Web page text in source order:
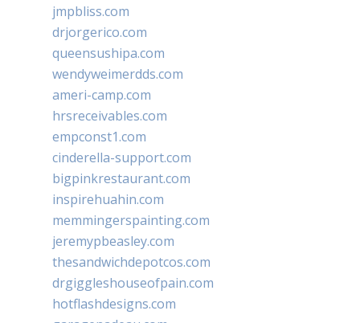
jmpbliss.com
drjorgerico.com
queensushipa.com
wendyweimerdds.com
ameri-camp.com
hrsreceivables.com
empconst1.com
cinderella-support.com
bigpinkrestaurant.com
inspirehuahin.com
memmingerspainting.com
jeremypbeasley.com
thesandwichdepotcos.com
drgiggleshouseofpain.com
hotflashdesigns.com